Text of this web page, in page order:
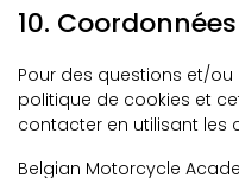
10. Coordonnées
Pour des questions et/
politique de cookies et
contacter en utilisant les
Belgian Motorcycle